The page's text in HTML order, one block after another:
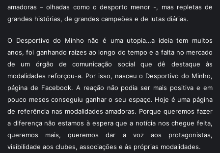
amadoras – olhadas como o desporto menor -, mas repletas de
grandes histórias, de grandes campeões e de lutas diárias.
O Desportivo do Minho não é uma utopia…a ideia tem muitos
anos, foi ganhando raízes ao longo do tempo e a falta no mercado
de um órgão de comunicação social que dê destaque às
modalidades reforçou-a. Por isso, nasceu o Desportivo do Minho,
página de Facebook. A reação não podia ser mais positiva e em
pouco meses conseguiu ganhar o seu espaço. Hoje é uma página
de referência nas modalidades amadoras. Porque queremos fazer
a diferença não estamos à espera que a notícia nos chegue feita,
queremos mais, queremos dar a voz aos protagonistas,
visibilidade aos clubes, associações e às próprias modalidades.